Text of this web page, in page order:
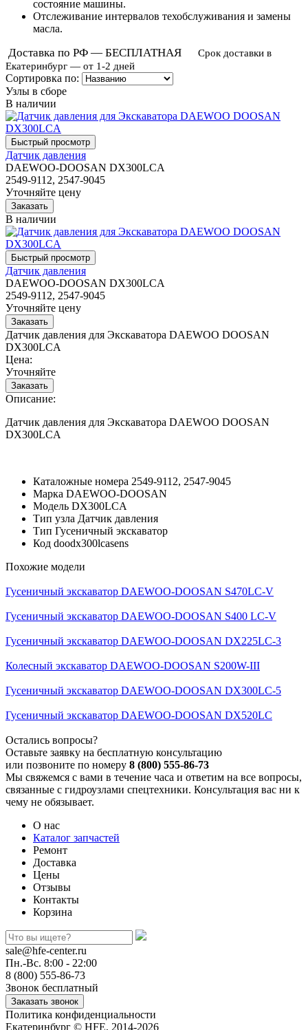
состояние машины.
Отслеживание интервалов техобслуживания и замены
масла.
Доставка по РФ — БЕСПЛАТНАЯ
Срок доставки в
Екатеринбург — от 1-2 дней
Сортировка по:
Узлы в сборе
В наличии
Датчик давления
DAEWOO-DOOSAN DX300LCA
2549-9112, 2547-9045
Уточняйте цену
В наличии
Датчик давления
DAEWOO-DOOSAN DX300LCA
2549-9112, 2547-9045
Уточняйте цену
Датчик давления для Экскаватора DAEWOO DOOSAN
DX300LCA
Цена:
Уточняйте
Описание:
Датчик давления для Экскаватора DAEWOO DOOSAN
DX300LCA
Каталожные номера 2549-9112, 2547-9045
Марка DAEWOO-DOOSAN
Модель DX300LCA
Тип узла Датчик давления
Тип Гусеничный экскаватор
Код doodx300lcasens
Похожие модели
Гусеничный экскаватор DAEWOO-DOOSAN S470LC-V
Гусеничный экскаватор DAEWOO-DOOSAN S400 LC-V
Гусеничный экскаватор DAEWOO-DOOSAN DX225LC-3
Колесный экскаватор DAEWOO-DOOSAN S200W-III
Гусеничный экскаватор DAEWOO-DOOSAN DX300LC-5
Гусеничный экскаватор DAEWOO-DOOSAN DX520LC
Остались вопросы?
Оставьте заявку на бесплатную консультацию
или позвоните по номеру 8 (800) 555-86-73
Мы свяжемся с вами в течение часа и ответим на все вопросы,
связанные с гидроузлами спецтехники. Консультация вас ни к
чему не обязывает.
О нас
Каталог запчастей
Ремонт
Доставка
Цены
Отзывы
Контакты
Корзина
sale@hfe-center.ru
Пн.-Вс. 8:00 - 22:00
8 (800) 555-86-73
Звонок бесплатный
Политика конфиденциальности
Екатеринбург © HFE, 2014-2026